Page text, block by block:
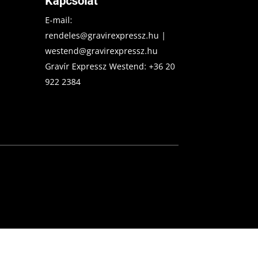
E-mail:
rendeles@gravirexpressz.hu |
westend@gravirexpressz.hu
Gravír Expressz Westend:+36 20
922 2384